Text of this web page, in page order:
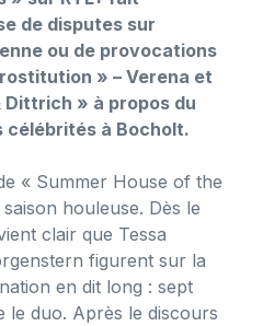
de disputes sur
ou de provocations
» – Verena et
» à propos du
célébrités à Bocholt.
« Summer House of the
houleuse. Dès le
clair que Tessa
figurent sur la
en dit long : sept
duo. Après le discours